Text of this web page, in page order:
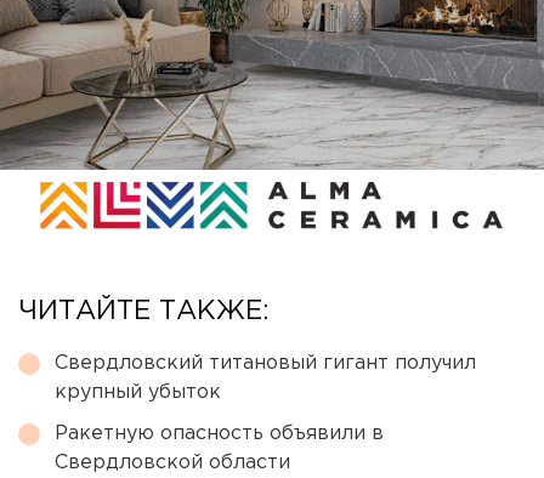
ЧИТАЙТЕ ТАКЖЕ:
Свердловский титановый гигант получил
крупный убыток
Ракетную опасность объявили в
Свердловской области